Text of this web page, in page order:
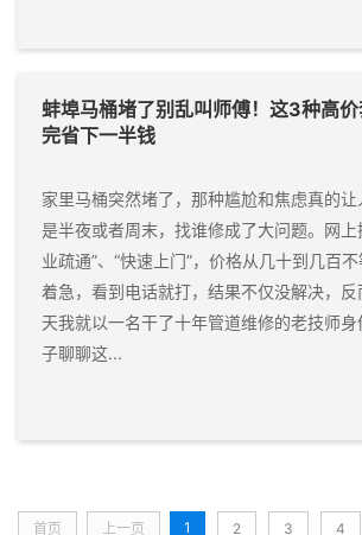
蚌埠马桶堵了别乱叫师傅！这3种高
完省下一半钱
家里马桶突然堵了，那种尴尬和焦虑真的
是半夜或者周末，找谁修成了大问题。网上
业疏通”、“快速上门”，价格从几十到几百
着急，看到电话就打，结果不仅没解决，
天我就以一名干了十年管道维修的老技师
子聊聊这...
首页 上一页 1 2 3 4